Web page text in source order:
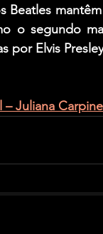
Beatles
o segundo
por Elvis
– Juliana